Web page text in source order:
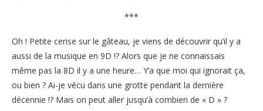
***
Oh ! Petite cerise sur le gâteau, je viens de découvrir qu’il y a
aussi de la musique en 9D !? Alors que je ne connaissais
même pas la 8D il y a une heure… Y’a que moi qui ignorait ça,
ou bien ? Ai-je vécu dans une grotte pendant la dernière
décennie !? Mais on peut aller jusqu’à combien de « D » ?